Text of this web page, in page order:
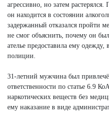
агрессивно, но затем
он находится в состоянии
задержанный отказался пройти
не смог объяснить, почему он
ателье предоставила ему одежду,
полиции.
31-летний мужчина был
ответственности по статье 6.9
наркотических веществ без
ему наказание в виде